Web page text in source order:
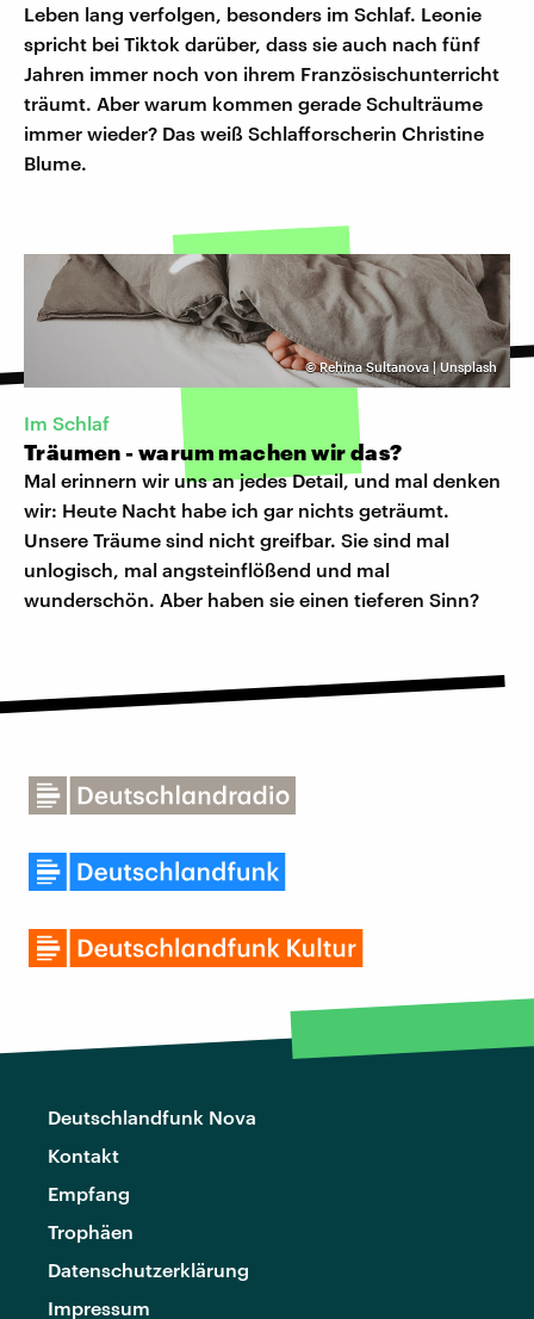
Leben lang verfolgen, besonders im Schlaf. Leonie
spricht bei Tiktok darüber, dass sie auch nach fünf
Jahren immer noch von ihrem Französischunterricht
träumt. Aber warum kommen gerade Schulträume
immer wieder? Das weiß Schlafforscherin Christine
Blume.
©Rehina Sultanova | Unsplash
Im Schlaf
Träumen - warum machen wir das?
Mal erinnern wir uns an jedes Detail, und mal denken
wir: Heute Nacht habe ich gar nichts geträumt.
Unsere Träume sind nicht greifbar. Sie sind mal
unlogisch, mal angsteinflößend und mal
wunderschön. Aber haben sie einen tieferen Sinn?
Deutschlandfunk Nova
Kontakt
Empfang
Trophäen
Datenschutzerklärung
Impressum